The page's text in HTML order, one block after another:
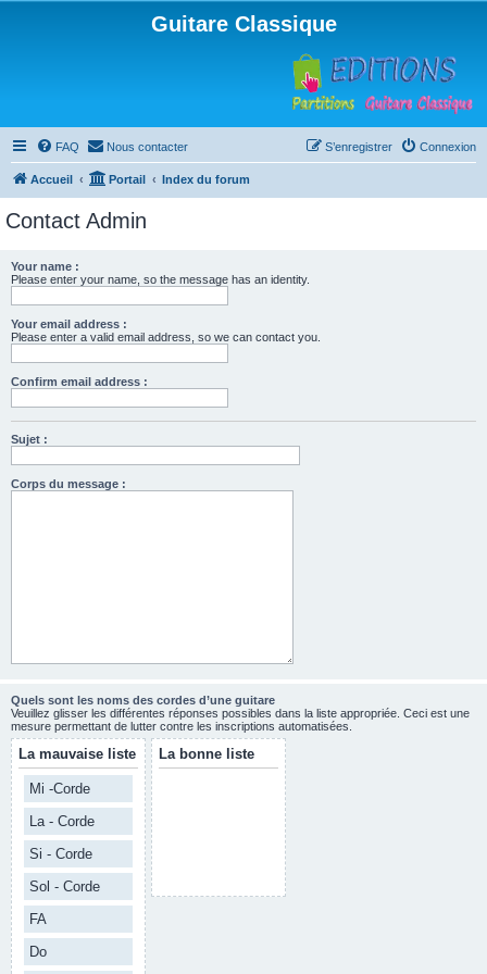
Guitare Classique
FAQ Nous contacter Connexion
S’enregistrer
Accueil Portail Index du forum
Contact Admin
Your name :
Please enter your name, so the message has an identity.
Your email address :
Please enter a valid email address, so we can contact you.
Confirm email address :
Sujet :
Corps du message :
Quels sont les noms des cordes d’une guitare
Veuillez glisser les différentes réponses possibles dans la liste appropriée. Ceci est une
mesure permettant de lutter contre les inscriptions automatisées.
La mauvaise liste
Mi -Corde
La - Corde
Si - Corde
Sol - Corde
FA
Do
La bonne liste